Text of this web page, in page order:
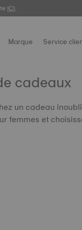
ICI.
Marque Service
cadeaux
un cadeau
femmes et